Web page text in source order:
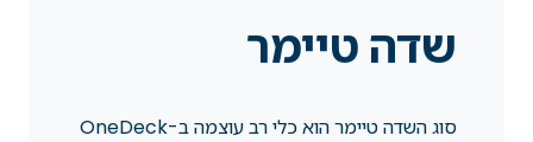
שדה טיימר
סוג השדה טיימר הוא כלי רב עוצמה ב-OneDeck